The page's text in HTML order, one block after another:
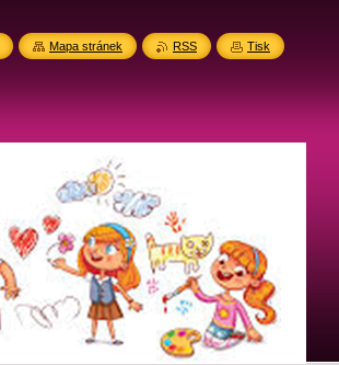
Mapa stránek RSS Tisk